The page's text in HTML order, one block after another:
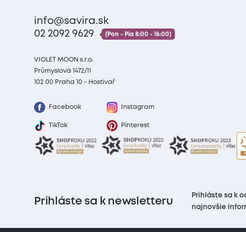
info@savira.sk
02 2092 9629
(Pon - Pia 8:00 - 16:00)
VIOLET MOON s.r.o.
Průmyslová 1472/11
102 00 Praha 10 - Hostivař
Facebook Instagram
TikTok Pinterest
Prihláste sa k newsletteru
Prihláste sa k
najnovšie